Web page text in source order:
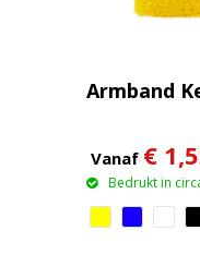
Armband
Vanaf €
Bedrukt in